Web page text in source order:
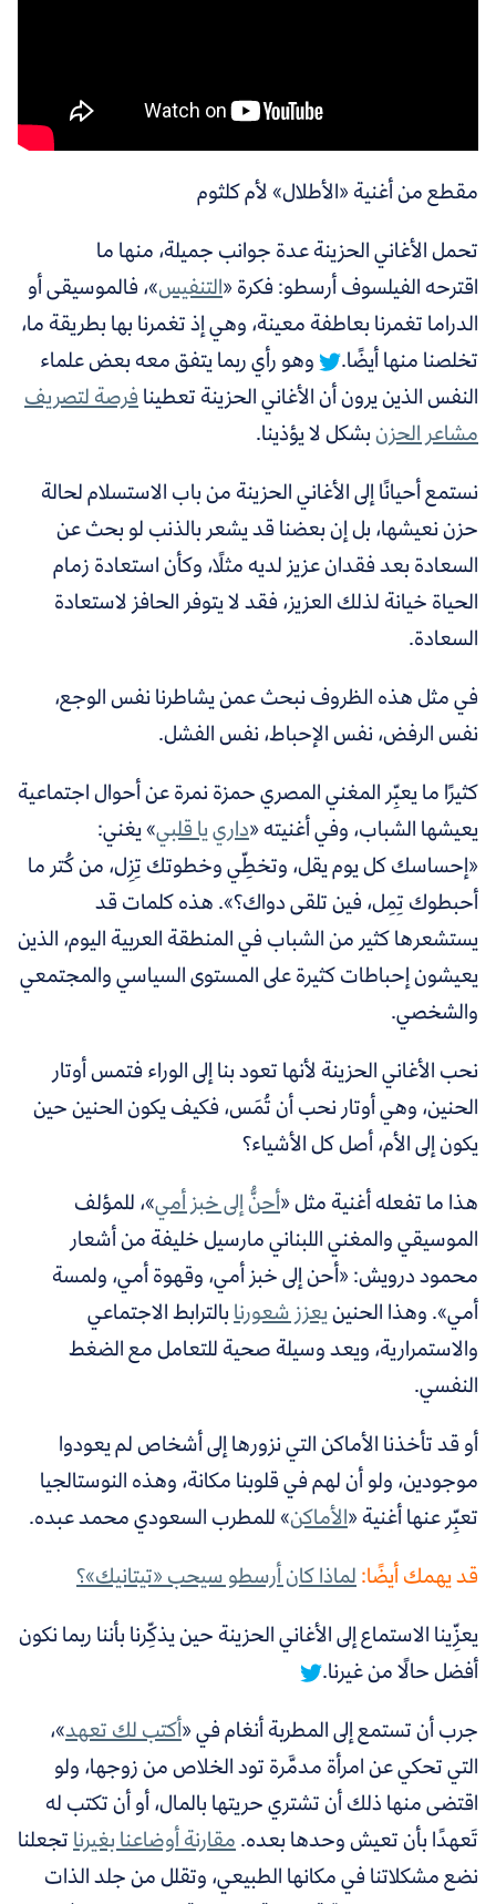
مقطع من أغنية «الأطلال» لأم كلثوم
تحمل الأغاني الحزينة عدة جوانب جميلة، منها ما
اقترحهالفيلسوف أرسطو: فكرة «التنفيس»، فالموسيقى أو
الدراما تغمرنا بعاطفة معينة،وهي إذ تغمرنا بها بطريقة ما،
تخلصنا منها أيضًا.
وهو رأي ربما يتفق معه بعض علماء
النفس الذين يرون أن الأغاني الحزينة تعطينافرصة لتصريف
مشاعر الحزنبشكل لا يؤذينا.
نستمع أحيانًا إلى الأغاني الحزينة من باب الاستسلام لحالة
حزن نعيشها، بل إن بعضنا قد يشعر بالذنب لو بحث عن
السعادة بعد فقدان عزيز لديه مثلًا، وكأن استعادة زمام
الحياة خيانة لذلك العزيز، فقد لا يتوفر الحافز لاستعادة
السعادة.
في مثل هذه الظروف نبحث عمن يشاطرنا نفس الوجع،
نفس الرفض، نفس الإحباط، نفس الفشل.
كثيرًا ما يعبِّر المغني المصري حمزة نمرة عن أحوال اجتماعية
يعيشها الشباب، وفي أغنيته «داري يا قلبي» يغني:
«إحساسك كل يوم يقل، وتخطِّي وخطوتك تِزِل، من كُتر ما
أحبطوك تِمِل، فين تلقى دواك؟». هذه كلمات قد
يستشعرها كثير من الشباب في المنطقة العربية اليوم، الذين
يعيشون إحباطات كثيرة على المستوى السياسي والمجتمعي
والشخصي.
نحب الأغاني الحزينة لأنها تعود بنا إلى الوراء فتمس أوتار
الحنين، وهي أوتار نحب أن تُمَس، فكيف يكون الحنين حين
يكون إلى الأم، أصل كل الأشياء؟
هذا ما تفعله أغنية مثل «أحنُّ إلى خبز أمي»،للمؤلف
الموسيقي والمغني اللبناني مارسيل خليفة من أشعار
محمود درويش: «أحن إلى خبز أمي، وقهوة أمي، ولمسة
أمي». وهذا الحنينيعزز شعورنابالترابطالاجتماعي
والاستمرارية، ويعد وسيلة صحية للتعامل مع الضغط
النفسي.
أو قد تأخذنا الأماكن التي نزورها إلى أشخاص لم يعودوا
موجودين، ولو أن لهم في قلوبنا مكانة، وهذه النوستالجيا
تعبِّر عنها أغنية «الأماكن» للمطرب السعودي محمد عبده.
قد يهمك أيضًا:لماذا كان أرسطو سيحب «تيتانيك»؟
يعزِّينا الاستماع إلى الأغاني الحزينة حين يذكِّرنا بأننا ربما نكون
أفضل حالًا من غيرنا.
جرب أن تستمع إلى المطربة أنغام في «أكتب لك تعهد»،
التي تحكي عن امرأة مدمَّرة تود الخلاص من زوجها، ولو
اقتضى منها ذلك أن تشتري حريتها بالمال، أو أن تكتب له
تَعهدًا بأن تعيش وحدها بعده.مقارنة أوضاعنا بغيرناتجعلنا
نضع مشكلاتنا في مكانها الطبيعي، وتقلل من جلد الذات